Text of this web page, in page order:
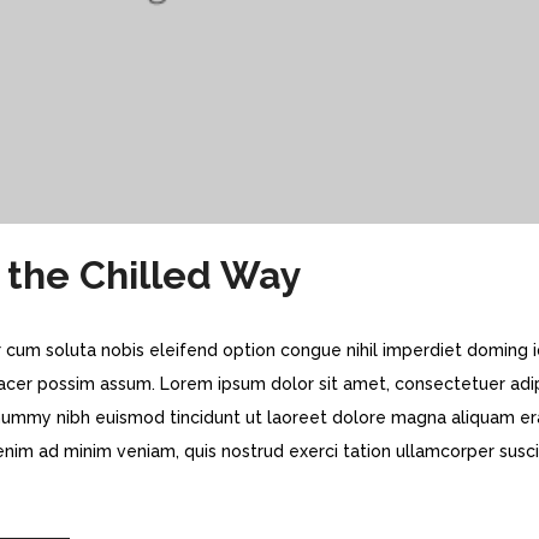
Chilled Way
soluta nobis eleifend option congue nihil imperdiet doming
possim assum. Lorem ipsum dolor sit amet, consectetuer
nibh euismod tincidunt ut laoreet dolore magna aliquam
ad minim veniam, quis nostrud exerci tation ullamcorper